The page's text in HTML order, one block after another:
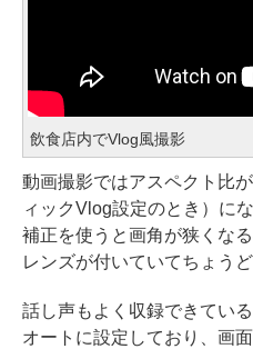
飲食店内でVlog風撮影
動画撮影ではアスペクト比
ィックVlog設定のとき）に
補正を使うと画角が狭くな
レンズが付いていてちょう
話し声もよく収録できてい
オートに設定しており、画